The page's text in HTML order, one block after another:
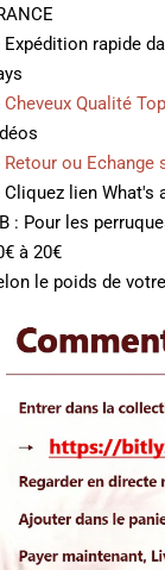
Expédition rapide
Cheveux Qualité
Retour ou
Cliquez lien
: Pour les
à 20€
le poids de